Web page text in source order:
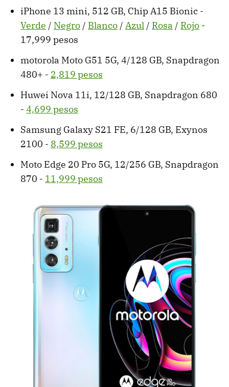
iPhone 13 mini, 512 GB, Chip A15 Bionic -
Verde / Negro / Blanco / Azul / Rosa / Rojo -
17,999 pesos
motorola Moto G51 5G, 4/128 GB, Snapdragon
480+ - 2,819 pesos
Huwei Nova 11i, 12/128 GB, Snapdragon 680
- 4,699 pesos
Samsung Galaxy S21 FE, 6/128 GB, Exynos
2100 - 8,599 pesos
Moto Edge 20 Pro 5G, 12/256 GB, Snapdragon
870 - 11,999 pesos